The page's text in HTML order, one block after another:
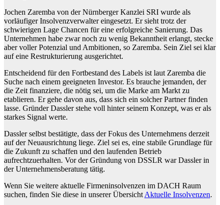
Jochen Zaremba von der Nürnberger Kanzlei SRI wurde als
vorläufiger Insolvenzverwalter eingesetzt. Er sieht trotz der
schwierigen Lage Chancen für eine erfolgreiche Sanierung. Das
Unternehmen habe zwar noch zu wenig Bekanntheit erlangt, stecke
aber voller Potenzial und Ambitionen, so Zaremba. Sein Ziel sei klar
auf eine Restrukturierung ausgerichtet.
Entscheidend für den Fortbestand des Labels ist laut Zaremba die
Suche nach einem geeigneten Investor. Es brauche jemanden, der
die Zeit finanziere, die nötig sei, um die Marke am Markt zu
etablieren. Er gehe davon aus, dass sich ein solcher Partner finden
lasse. Gründer Dassler stehe voll hinter seinem Konzept, was er als
starkes Signal werte.
Dassler selbst bestätigte, dass der Fokus des Unternehmens derzeit
auf der Neuausrichtung liege. Ziel sei es, eine stabile Grundlage für
die Zukunft zu schaffen und den laufenden Betrieb
aufrechtzuerhalten. Vor der Gründung von DSSLR war Dassler in
der Unternehmensberatung tätig.
Wenn Sie weitere aktuelle Firmeninsolvenzen im DACH Raum
suchen, finden Sie diese in unserer Übersicht Aktuelle Insolvenzen.